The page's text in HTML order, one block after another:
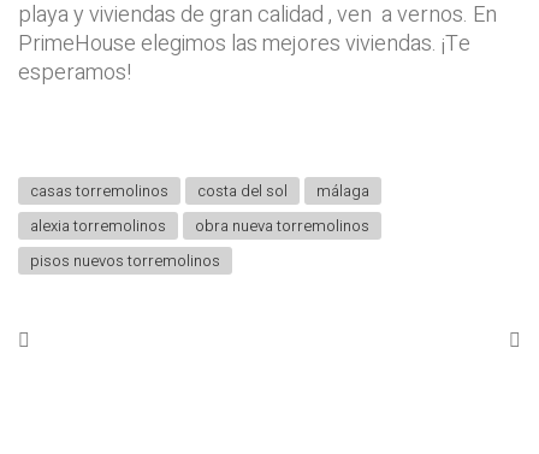
playa y viviendas de gran calidad , ven a vernos. En
PrimeHouse elegimos las mejores viviendas. ¡Te
esperamos!
casas torremolinos costa del sol
málaga
alexia torremolinos
obra nueva torremolinos
pisos nuevos torremolinos